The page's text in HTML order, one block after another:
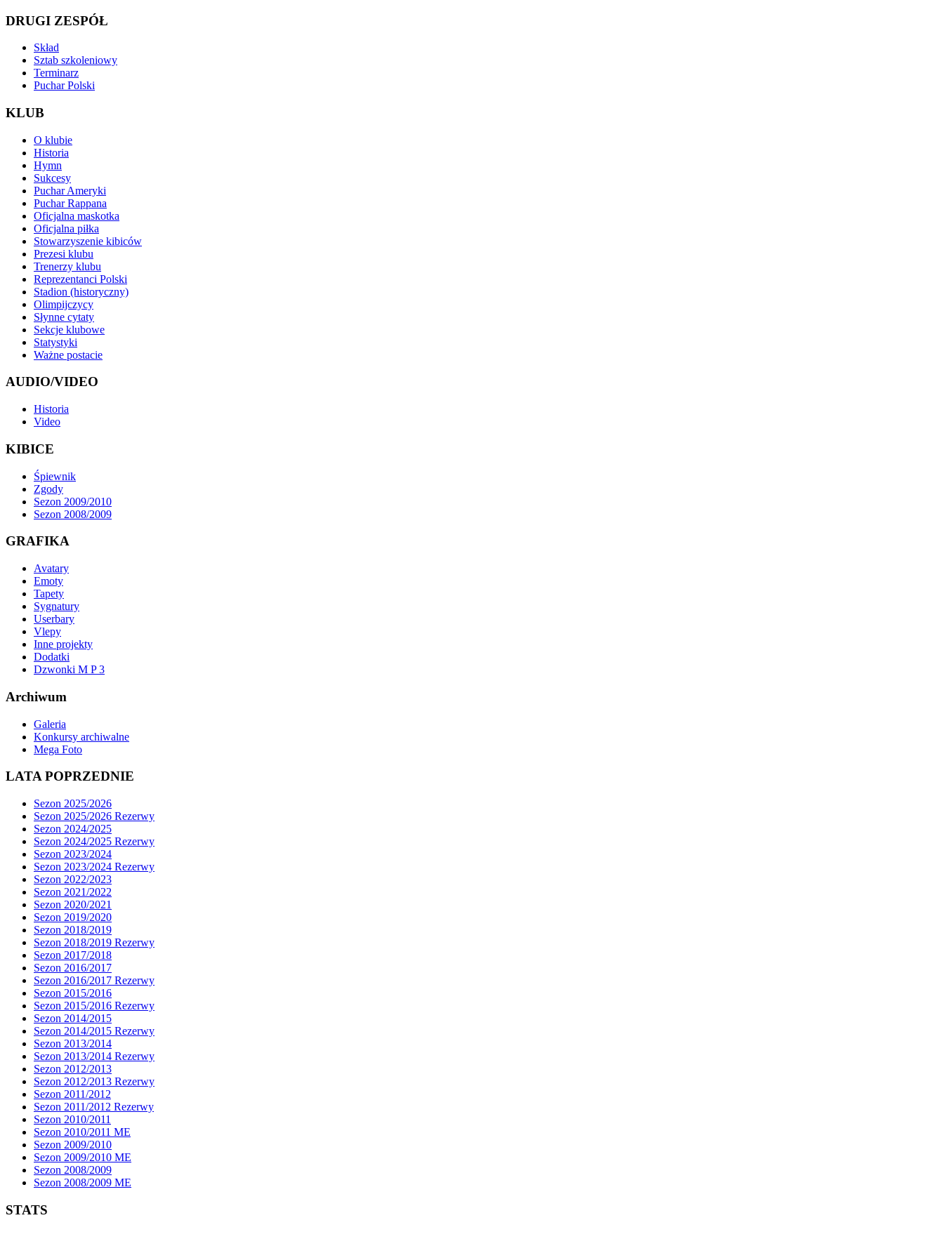
DRUGI ZESPÓŁ
Skład
Sztab szkoleniowy
Terminarz
Puchar Polski
KLUB
O klubie
Historia
Hymn
Sukcesy
Puchar Ameryki
Puchar Rappana
Oficjalna maskotka
Oficjalna piłka
Stowarzyszenie kibiców
Prezesi klubu
Trenerzy klubu
Reprezentanci Polski
Stadion (historyczny)
Olimpijczycy
Słynne cytaty
Sekcje klubowe
Statystyki
Ważne postacie
AUDIO/VIDEO
Historia
Video
KIBICE
Śpiewnik
Zgody
Sezon 2009/2010
Sezon 2008/2009
GRAFIKA
Avatary
Emoty
Tapety
Sygnatury
Userbary
Vlepy
Inne projekty
Dodatki
Dzwonki M P 3
Archiwum
Galeria
Konkursy archiwalne
Mega Foto
LATA POPRZEDNIE
Sezon 2025/2026
Sezon 2025/2026 Rezerwy
Sezon 2024/2025
Sezon 2024/2025 Rezerwy
Sezon 2023/2024
Sezon 2023/2024 Rezerwy
Sezon 2022/2023
Sezon 2021/2022
Sezon 2020/2021
Sezon 2019/2020
Sezon 2018/2019
Sezon 2018/2019 Rezerwy
Sezon 2017/2018
Sezon 2016/2017
Sezon 2016/2017 Rezerwy
Sezon 2015/2016
Sezon 2015/2016 Rezerwy
Sezon 2014/2015
Sezon 2014/2015 Rezerwy
Sezon 2013/2014
Sezon 2013/2014 Rezerwy
Sezon 2012/2013
Sezon 2012/2013 Rezerwy
Sezon 2011/2012
Sezon 2011/2012 Rezerwy
Sezon 2010/2011
Sezon 2010/2011 ME
Sezon 2009/2010
Sezon 2009/2010 ME
Sezon 2008/2009
Sezon 2008/2009 ME
STATS